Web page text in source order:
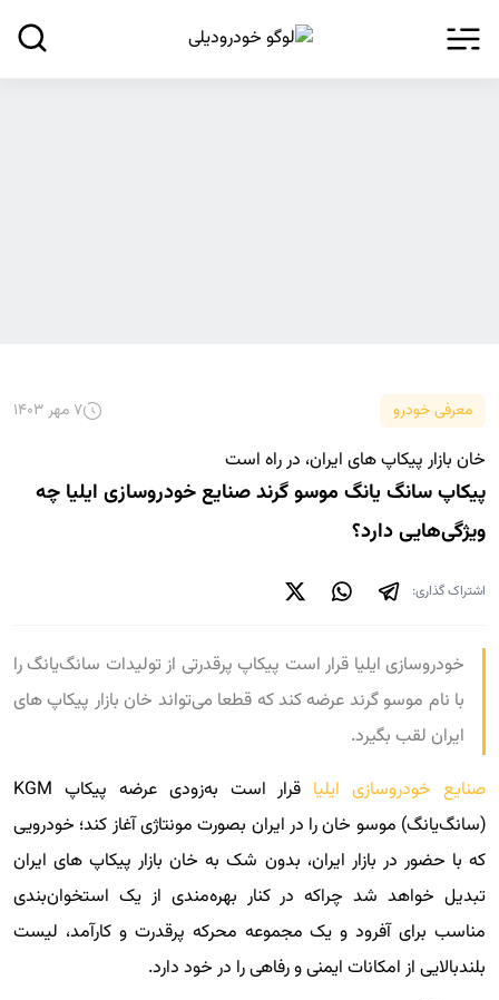
معرفی خودرو ۷ مهر ۱۴۰۳
خان بازار پیکاپ های ایران، در راه است
پیکاپ سانگ یانگ موسو گرند صنایع خودروسازی ایلیا چه
ویژگی‌هایی دارد؟
اشتراک گذاری:
خودروسازی ایلیا قرار است پیکاپ پرقدرتی از تولیدات سانگ‌یانگ را
با نام موسو گرند عرضه کند که قطعا می‌تواند خان بازار پیکاپ های
ایران لقب بگیرد.
صنایع خودروسازی ایلیا
قرار است به‌زودی عرضه پیکاپ KGM
(سانگ‌یانگ) موسو خان را در ایران بصورت مونتاژی آغاز کند؛ خودرویی
که با حضور در بازار ایران، بدون شک به خان بازار پیکاپ های ایران
تبدیل خواهد شد چراکه در کنار بهره‌مندی از یک استخوان‌بندی
مناسب برای آفرود و یک مجموعه محرکه پرقدرت و کارآمد، لیست
بلندبالایی از امکانات ایمنی و رفاهی را در خود دارد.